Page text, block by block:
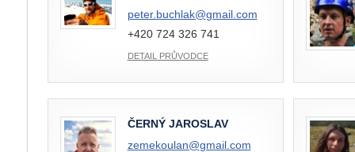
peter.buchlak@gmail.com
+420 724 326 741
DETAIL PRŮVODCE
ČERNÝ JAROSLAV
zemekoulan@gmail.com